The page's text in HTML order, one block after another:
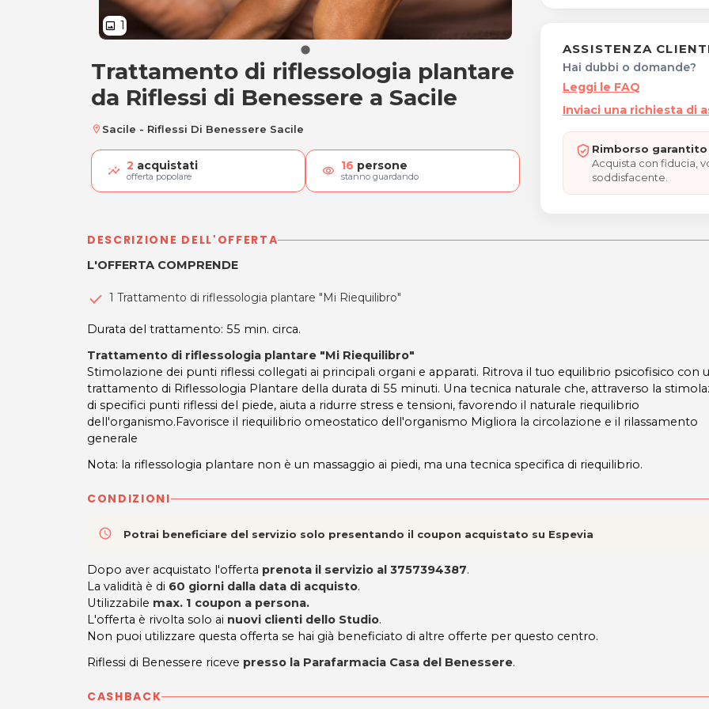
image 1
Riflessologia plantare
Trattamento di riflessologia plantare
da Riflessi di Benessere a Sacile
location_on Sacile - Riflessi Di Benessere Sacile
2 acquistati
offerta popolare visibility 16 persone
stanno guardando
ASSISTENZA
Hai dubbi o domande?
Leggi le FAQ
Inviaci una richiesta di
Rimborso
Acquista con fiducia,
soddisfacente.
DESCRIZIONE DELL'OFFERTA
L'OFFERTA COMPRENDE
1 Trattamento di riflessologia plantare "Mi Riequilibro"
Durata del trattamento: 55 min. circa.
Trattamento di riflessologia plantare "Mi Riequilibro"
Stimolazione dei punti riflessi collegati ai principali organi e apparati. Ritrova il tuo equilibrio psicofisico con
trattamento di Riflessologia Plantare della durata di 55 minuti. Una tecnica naturale che, attraverso la
di specifici punti riflessi del piede, aiuta a ridurre stress e tensioni, favorendo il naturale riequilibrio
dell'organismo.Favorisce il riequilibrio omeostatico dell'organismo Migliora la circolazione e il rilassamento
generale
Nota: la riflessologia plantare non è un massaggio ai piedi, ma una tecnica specifica di riequilibrio.
CONDIZIONI
access_time Potrai beneficiare del servizio solo presentando il coupon acquistato su Espevia
Dopo aver acquistato l'offerta prenota il servizio al 3757394387.
La validità è di 60 giorni dalla data di acquisto.
Utilizzabile max. 1 coupon a persona.
L'offerta è rivolta solo ai nuovi clienti dello Studio.
Non puoi utilizzare questa offerta se hai già beneficiato di altre offerte per questo centro.
Riflessi di Benessere riceve presso la Parafarmacia Casa del Benessere.
CASHBACK